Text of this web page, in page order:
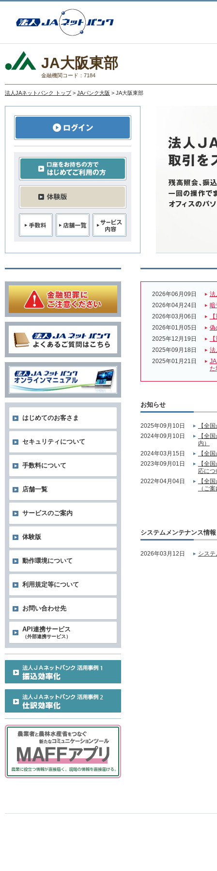
JA大阪東部
金融機関コード：7184
法人JAネットバンク トップ > JAバンク大阪 > JA大阪東部
2026年06月09日
法
2026年04月24日
暗
2026年03月06日
2026年01月05日
偽
2025年12月19日
2025年09月18日
法
2025年01月21日
た
お知らせ
2025年09月10日
【全
2024年09月10日
【全
内）
2024年03月15日
【全
2023年09月01日
【全
応に
2022年04月04日
【全
（ご
システムメンテナンス情報
2026年03月12日 シス
はじめてのお客さま
セキュリティについて
手数料について
店舗一覧
サービスのご案内
体験版
動作環境について
利用規定等について
お問い合わせ先
API連携サービス
（外部連携サービス）